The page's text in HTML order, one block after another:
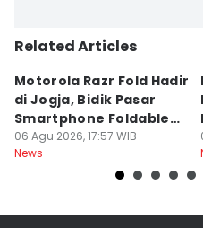
Related Articles
Motorola Razr Fold Hadir
di Jogja, Bidik Pasar
Smartphone Foldable
Premium
06 Agu 2026, 17:57 WIB
News